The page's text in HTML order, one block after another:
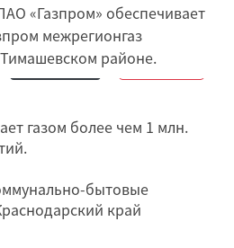
«Газпром» обеспечивает
межрегионгаз
районе.Нравится
Обсудить15
газом более чем 1 млн.
бытовые
край